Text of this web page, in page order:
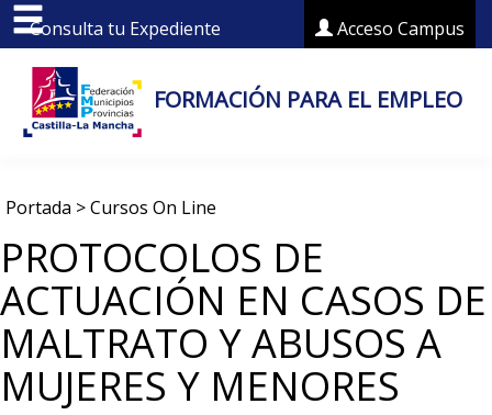
Acceso Campus
Consulta tu Expediente
FORMACIÓN PARA EL EMPLEO
Portada >Cursos On Line
PROTOCOLOS DE
ACTUACIÓN EN CASOS DE
MALTRATO Y ABUSOS A
MUJERES Y MENORES